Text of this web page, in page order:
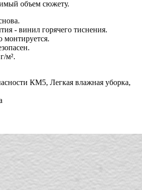
объем сюжету.
- винил горячего тиснения.
монтируется.
м².
КМ5, Легкая влажная уборка,